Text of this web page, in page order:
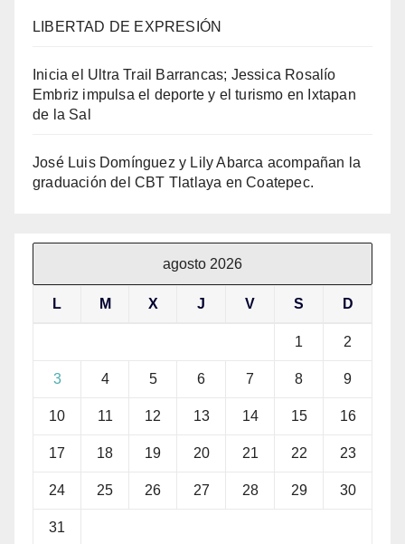
LIBERTAD DE EXPRESIÓN
Inicia el Ultra Trail Barrancas; Jessica Rosalío
Embriz impulsa el deporte y el turismo en Ixtapan
de la Sal
José Luis Domínguez y Lily Abarca acompañan la
graduación del CBT Tlatlaya en Coatepec.
agosto 2026
L M X J V S D
1 2
3 4 5 6 7 8 9
10 11 12 13 14 15 16
17 18 19 20 21 22 23
24 25 26 27 28 29 30
31